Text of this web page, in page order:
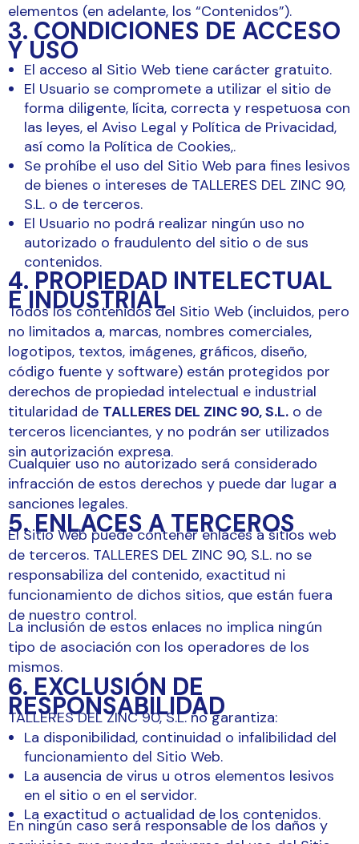
elementos (en adelante, los “Contenidos”).
3. CONDICIONES DE ACCESO
Y USO
El acceso al Sitio Web tiene carácter gratuito.
El Usuario se compromete a utilizar el sitio de
forma diligente, lícita, correcta y respetuosa con
las leyes, el Aviso Legal y Política de Privacidad,
así como la Política de Cookies,.
Se prohíbe el uso del Sitio Web para fines lesivos
de bienes o intereses de TALLERES DEL ZINC 90,
S.L. o de terceros.
El Usuario no podrá realizar ningún uso no
autorizado o fraudulento del sitio o de sus
contenidos.
4. PROPIEDAD INTELECTUAL
E INDUSTRIAL
Todos los contenidos del Sitio Web (incluidos, pero
no limitados a, marcas, nombres comerciales,
logotipos, textos, imágenes, gráficos, diseño,
código fuente y software) están protegidos por
derechos de propiedad intelectual e industrial
titularidad de TALLERES DEL ZINC 90, S.L. o de
terceros licenciantes, y no podrán ser utilizados
sin autorización expresa.
Cualquier uso no autorizado será considerado
infracción de estos derechos y puede dar lugar a
sanciones legales.
5. ENLACES A TERCEROS
El Sitio Web puede contener enlaces a sitios web
de terceros. TALLERES DEL ZINC 90, S.L. no se
responsabiliza del contenido, exactitud ni
funcionamiento de dichos sitios, que están fuera
de nuestro control.
La inclusión de estos enlaces no implica ningún
tipo de asociación con los operadores de los
mismos.
6. EXCLUSIÓN DE
RESPONSABILIDAD
TALLERES DEL ZINC 90, S.L. no garantiza:
La disponibilidad, continuidad o infalibilidad del
funcionamiento del Sitio Web.
La ausencia de virus u otros elementos lesivos
en el sitio o en el servidor.
La exactitud o actualidad de los contenidos.
En ningún caso será responsable de los daños y